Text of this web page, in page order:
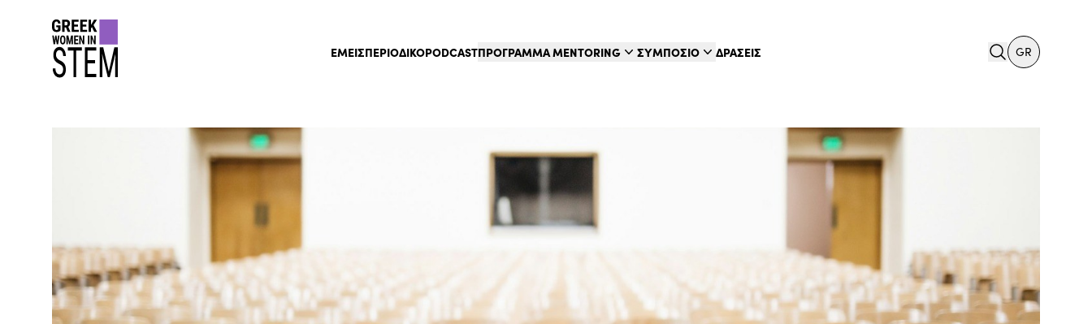
gwis
ΕΜΕΙΣΠΕΡΙΟΔΙΚΟPODCASTΠΡΟΓΡΑΜΜΑ MENTORING ΣΥΜΠΟΣΙΟ ΔΡΑΣΕΙΣ search
GR